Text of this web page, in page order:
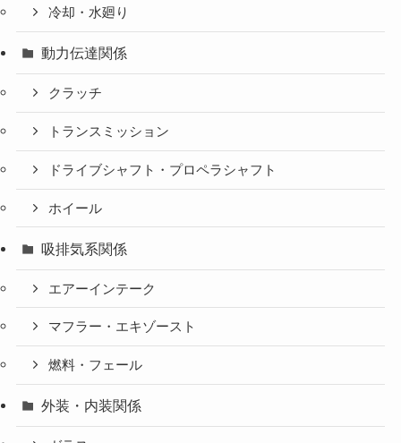
冷却・水廻り
動力伝達関係
クラッチ
トランスミッション
ドライブシャフト・プロペラシャフト
ホイール
吸排気系関係
エアーインテーク
マフラー・エキゾースト
燃料・フェール
外装・内装関係